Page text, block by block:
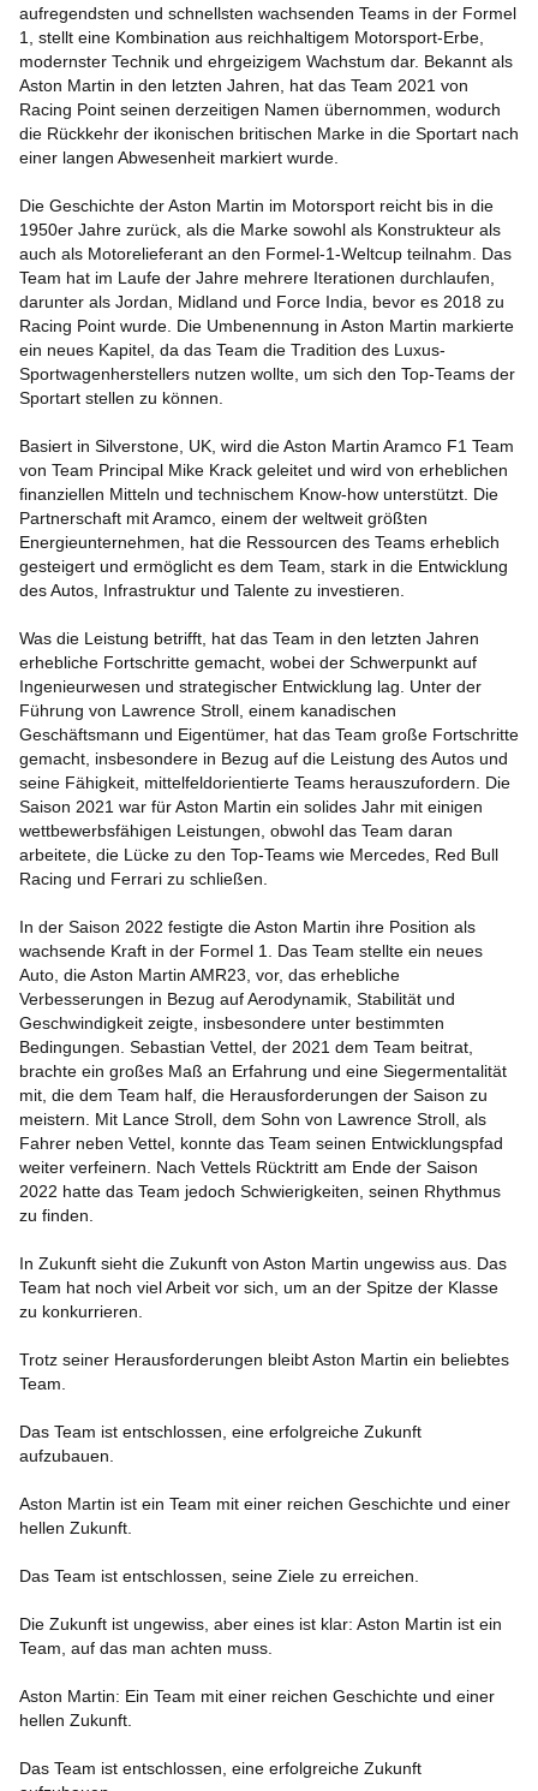
aufregendsten und schnellsten wachsenden Teams in der Formel
1, stellt eine Kombination aus reichhaltigem Motorsport-Erbe,
modernster Technik und ehrgeizigem Wachstum dar. Bekannt als
Aston Martin in den letzten Jahren, hat das Team 2021 von
Racing Point seinen derzeitigen Namen übernommen, wodurch
die Rückkehr der ikonischen britischen Marke in die Sportart nach
einer langen Abwesenheit markiert wurde.
Die Geschichte der Aston Martin im Motorsport reicht bis in die
1950er Jahre zurück, als die Marke sowohl als Konstrukteur als
auch als Motorelieferant an den Formel-1-Weltcup teilnahm. Das
Team hat im Laufe der Jahre mehrere Iterationen durchlaufen,
darunter als Jordan, Midland und Force India, bevor es 2018 zu
Racing Point wurde. Die Umbenennung in Aston Martin markierte
ein neues Kapitel, da das Team die Tradition des Luxus-
Sportwagenherstellers nutzen wollte, um sich den Top-Teams der
Sportart stellen zu können.
Basiert in Silverstone, UK, wird die Aston Martin Aramco F1 Team
von Team Principal Mike Krack geleitet und wird von erheblichen
finanziellen Mitteln und technischem Know-how unterstützt. Die
Partnerschaft mit Aramco, einem der weltweit größten
Energieunternehmen, hat die Ressourcen des Teams erheblich
gesteigert und ermöglicht es dem Team, stark in die Entwicklung
des Autos, Infrastruktur und Talente zu investieren.
Was die Leistung betrifft, hat das Team in den letzten Jahren
erhebliche Fortschritte gemacht, wobei der Schwerpunkt auf
Ingenieurwesen und strategischer Entwicklung lag. Unter der
Führung von Lawrence Stroll, einem kanadischen
Geschäftsmann und Eigentümer, hat das Team große Fortschritte
gemacht, insbesondere in Bezug auf die Leistung des Autos und
seine Fähigkeit, mittelfeldorientierte Teams herauszufordern. Die
Saison 2021 war für Aston Martin ein solides Jahr mit einigen
wettbewerbsfähigen Leistungen, obwohl das Team daran
arbeitete, die Lücke zu den Top-Teams wie Mercedes, Red Bull
Racing und Ferrari zu schließen.
In der Saison 2022 festigte die Aston Martin ihre Position als
wachsende Kraft in der Formel 1. Das Team stellte ein neues
Auto, die Aston Martin AMR23, vor, das erhebliche
Verbesserungen in Bezug auf Aerodynamik, Stabilität und
Geschwindigkeit zeigte, insbesondere unter bestimmten
Bedingungen. Sebastian Vettel, der 2021 dem Team beitrat,
brachte ein großes Maß an Erfahrung und eine Siegermentalität
mit, die dem Team half, die Herausforderungen der Saison zu
meistern. Mit Lance Stroll, dem Sohn von Lawrence Stroll, als
Fahrer neben Vettel, konnte das Team seinen Entwicklungspfad
weiter verfeinern. Nach Vettels Rücktritt am Ende der Saison
2022 hatte das Team jedoch Schwierigkeiten, seinen Rhythmus
zu finden.
In Zukunft sieht die Zukunft von Aston Martin ungewiss aus. Das
Team hat noch viel Arbeit vor sich, um an der Spitze der Klasse
zu konkurrieren.
Trotz seiner Herausforderungen bleibt Aston Martin ein beliebtes
Team.
Das Team ist entschlossen, eine erfolgreiche Zukunft
aufzubauen.
Aston Martin ist ein Team mit einer reichen Geschichte und einer
hellen Zukunft.
Das Team ist entschlossen, seine Ziele zu erreichen.
Die Zukunft ist ungewiss, aber eines ist klar: Aston Martin ist ein
Team, auf das man achten muss.
Aston Martin: Ein Team mit einer reichen Geschichte und einer
hellen Zukunft.
Das Team ist entschlossen, eine erfolgreiche Zukunft